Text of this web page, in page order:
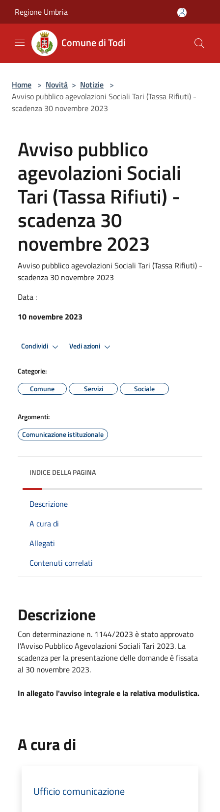
Regione Umbria
Comune di Todi
Home > Novità > Notizie >
Avviso pubblico agevolazioni Sociali Tari (Tassa Rifiuti) -
scadenza 30 novembre 2023
Avviso pubblico
agevolazioni Sociali
Tari (Tassa Rifiuti) -
scadenza 30
novembre 2023
Avviso pubblico agevolazioni Sociali Tari (Tassa Rifiuti) -
scadenza 30 novembre 2023
Data :
10 novembre 2023
Condividi Vedi azioni
Categorie:
Comune
Servizi Sociale
Argomenti:
Comunicazione istituzionale
INDICE DELLA PAGINA
Descrizione
A cura di
Allegati
Contenuti correlati
Descrizione
Con determinazione n. 1144/2023 è stato approvato
l'Avviso Pubblico Agevolazioni Sociali Tari 2023. La
scadenza per la presentazione delle domande è fissata
al 30 novembre 2023.
In allegato l'avviso integrale e la relativa modulistica.
A cura di
Ufficio comunicazione